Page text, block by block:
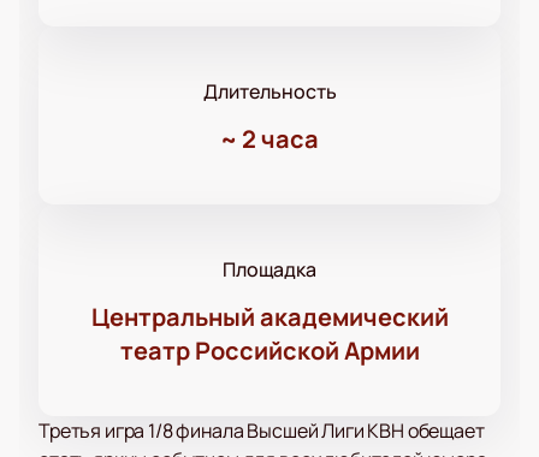
Длительность
~ 2 часа
Площадка
Центральный академический
театр Российской Армии
Третья игра 1/8 финала Высшей Лиги КВН обещает